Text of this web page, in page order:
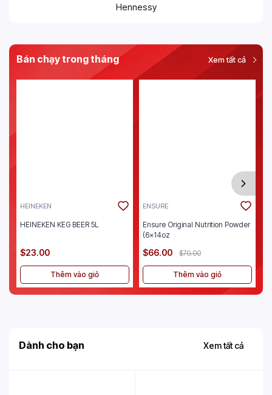
Hennessy
Bán chạy trong tháng Xem tất cả
HEINEKEN
HEINEKEN KEG BEER 5L
$23.00
Thêm vào giỏ
ENSURE
Ensure Original Nutrition Powder
(6x14oz
$66.00 $70.00
Thêm vào giỏ
Dành cho bạn Xem tất cả